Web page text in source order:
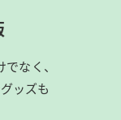
なく、
ッズも